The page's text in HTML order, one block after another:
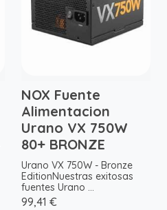
NOX Fuente
Alimentacion
Urano VX 750W
80+ BRONZE
Urano VX 750W - Bronze
EditionNuestras exitosas
fuentes Urano ...
99,41 €